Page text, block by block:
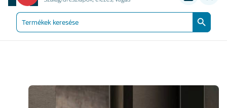
Search
for:
Search Button